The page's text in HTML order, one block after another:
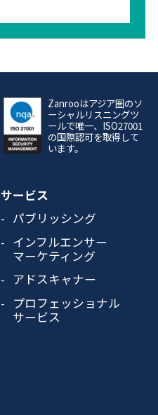
Zanrooはアジア圏のソ
ーシャルリスニングツ
ールで唯一、ISO27001
の国際認可を取得して
います。
サービス
パブリッシング
インフルエンサー
マーケティング
アドスキャナー
プロフェッショナル
サービス